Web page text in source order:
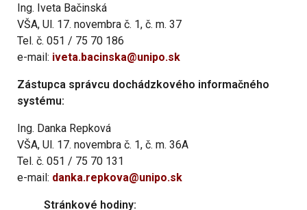
Ing. Iveta Bačinská
VŠA, Ul. 17. novembra č. 1, č. m. 37
Tel. č. 051 / 75 70 186
e-mail: iveta.bacinska@unipo.sk
Zástupca správcu dochádzkového informačného
systému:
Ing. Danka Repková
VŠA, Ul. 17. novembra č. 1, č. m. 36A
Tel. č. 051 / 75 70 131
e-mail: danka.repkova@unipo.sk
Stránkové hodiny: